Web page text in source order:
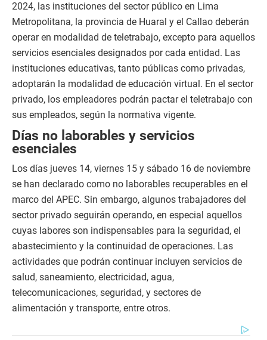
2024, las instituciones del sector público en Lima
Metropolitana, la provincia de Huaral y el Callao deberán
operar en modalidad de teletrabajo, excepto para aquellos
servicios esenciales designados por cada entidad. Las
instituciones educativas, tanto públicas como privadas,
adoptarán la modalidad de educación virtual. En el sector
privado, los empleadores podrán pactar el teletrabajo con
sus empleados, según la normativa vigente.
Días no laborables y servicios
esenciales
Los días jueves 14, viernes 15 y sábado 16 de noviembre
se han declarado como no laborables recuperables en el
marco del APEC. Sin embargo, algunos trabajadores del
sector privado seguirán operando, en especial aquellos
cuyas labores son indispensables para la seguridad, el
abastecimiento y la continuidad de operaciones. Las
actividades que podrán continuar incluyen servicios de
salud, saneamiento, electricidad, agua,
telecomunicaciones, seguridad, y sectores de
alimentación y transporte, entre otros.